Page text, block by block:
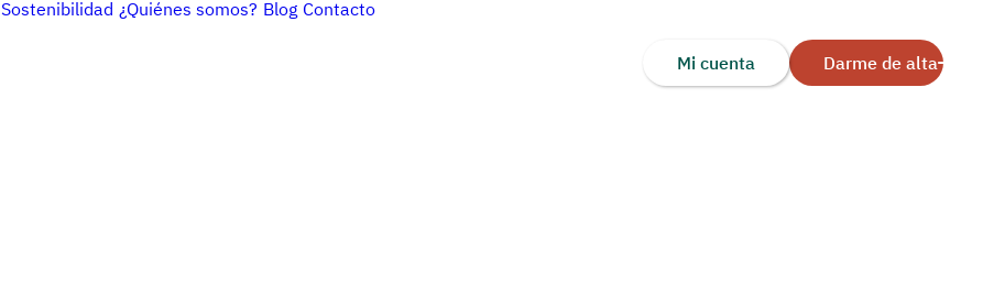
Sostenibilidad ¿Quiénes somos? Blog Contacto
Darme de alta
Mi cuenta